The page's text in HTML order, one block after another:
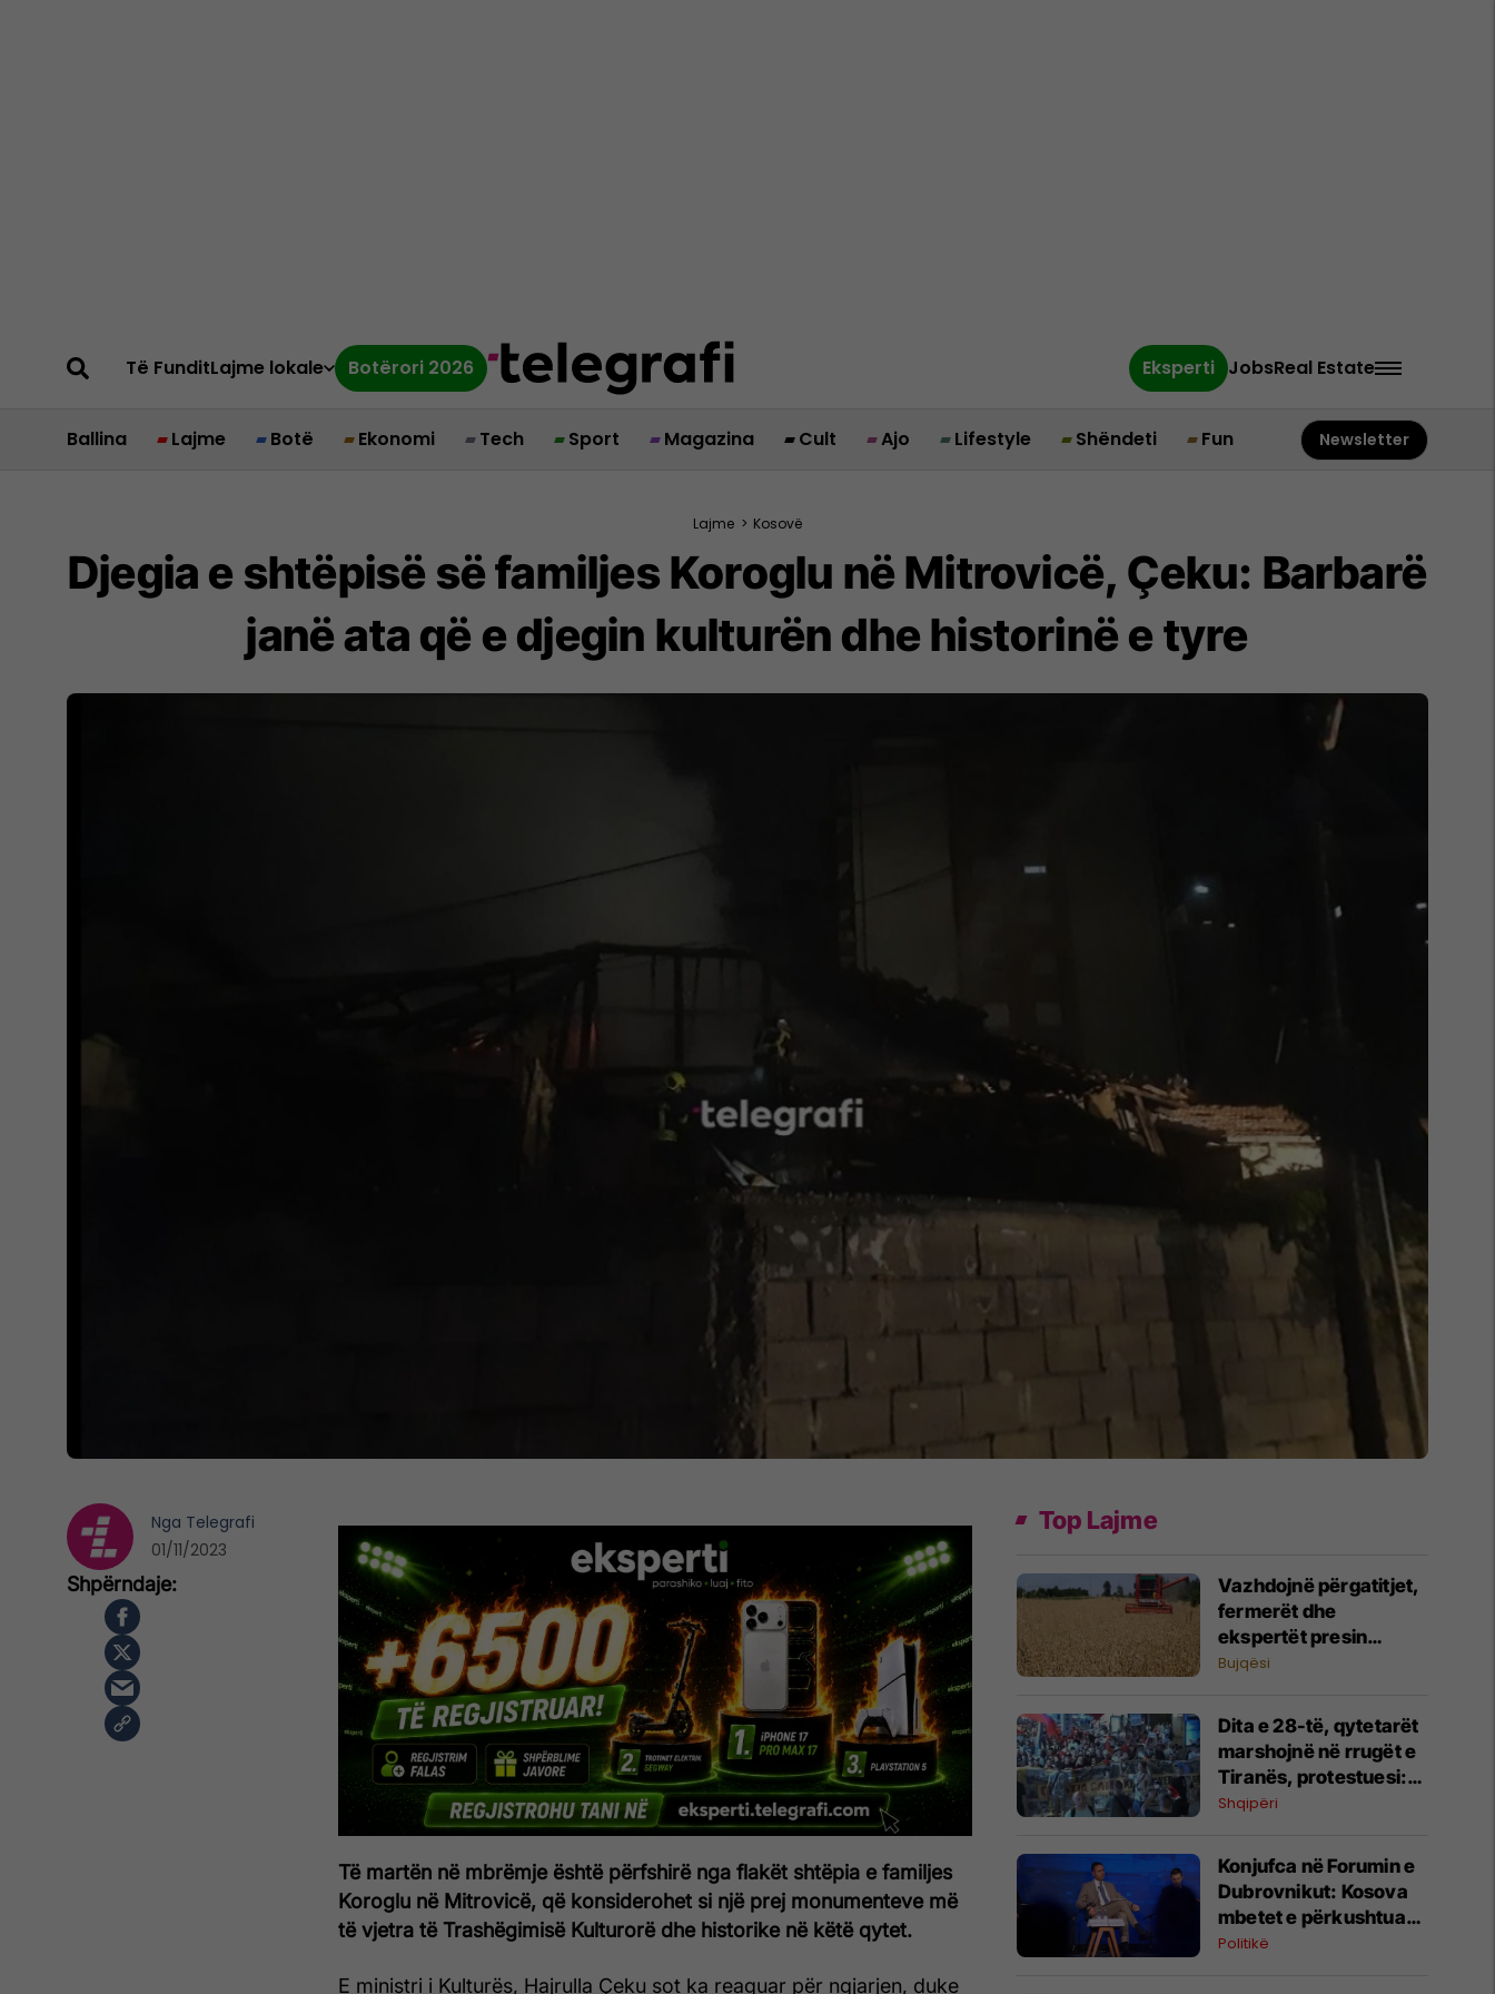
Të FunditLajme lokale Botërori 2026 Eksperti JobsReal Estate
Ballina Lajme Botë Ekonomi Tech Sport Magazina Cult Ajo Lifestyle Shëndeti Fun Newsletter
Lajme > Kosovë
Djegia e shtëpisë së familjes Koroglu në Mitrovicë, Çeku: Barbarë
janë ata që e djegin kulturën dhe historinë e tyre
Të martën në mbrëmje është përfshirë nga flakët shtëpia e familjes
Koroglu në Mitrovicë, që konsiderohet si një prej monumenteve më
të vjetra të Trashëgimisë Kulturorë dhe historike në këtë qytet.
E ministri i Kulturës, Hajrulla Çeku sot ka reaguar për ngjarjen, duke
Nga Telegrafi
01/11/2023
Top Lajme
Vazhdojnë përgatitjet,
fermerët dhe
ekspertët presin
rendimente të larta
Bujqësi
Dita e 28-të, qytetarët
marshojnë në rrugët e
Tiranës, protestuesi:
Do të krijojmë Kuvend
kandidatë potencialë
Shqipëri
Konjufca në Forumin e
Dubrovnikut: Kosova
mbetet e përkushtuar
ndaj integrimit
Politikë